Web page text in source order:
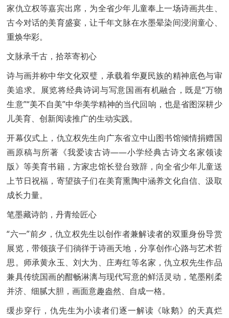
家仇立权等嘉宾出席，为全省少年儿童奉上一场诗画共生、
古今对话的美育盛宴，让千年文脉在水墨晕染间浸润童心、
重焕华彩。
文脉承千古，拾萃寄初心
诗与画并称中华文化双璧，承载着华夏民族的精神底色与审
美追求。展览将经典诗词与写意国画有机融合，既是“万物
生意”“美不自美”中华美学精神的当代回响，也是省图深耕少
儿美育、创新阅读推广的生动实践。
开幕仪式上，仇立权先生向广东省立中山图书馆倾情捐赠国
画原稿与所著《我爱读古诗——小学经典古诗文名家领读
版》等美育书籍，方家忠馆长登台致辞，向全省少年儿童送
上节日祝福，寄望孩子们在美育熏陶中涵养文化自信、汲取
成长力量。
笔墨藏诗韵，丹青绘匠心
“六一”前夕，仇立权先生以创作者兼解读者的双重身份导赏
展览，带领孩子们徜徉于诗画天地，分享创作心路与艺术哲
思。师承黄永玉、刘大为、庄寿红等名家，仇立权先生作品
兼具传统国画的酣畅淋漓与现代写意的鲜活灵动，笔墨刚柔
并济、细腻大胆，画面意趣盎然、自成一格。
缓步穿行，仇先生为小读者们逐一解读《咏鹅》的天真烂